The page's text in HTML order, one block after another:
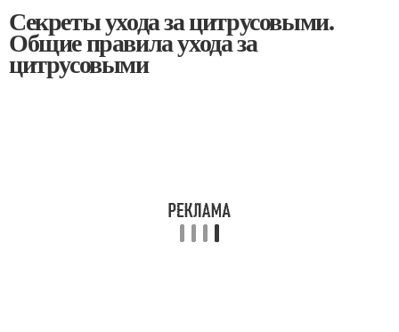
Секреты ухода за цитрусовыми.
Общие правила ухода за
цитрусовыми